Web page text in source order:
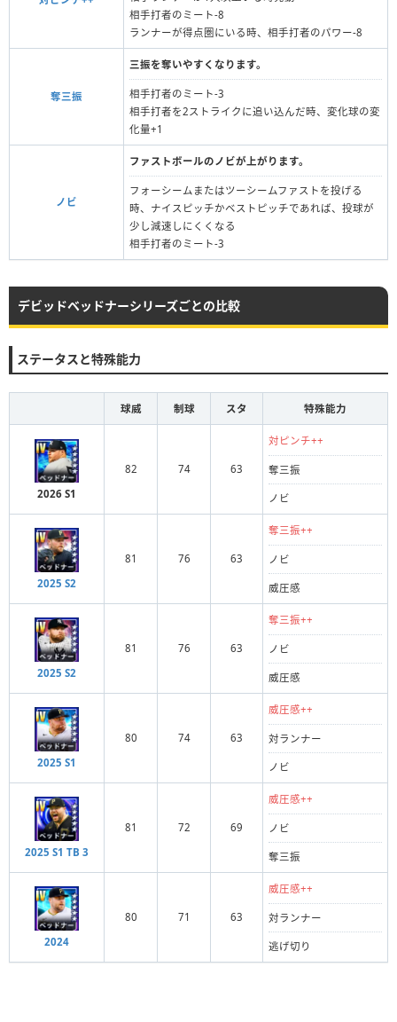
相手打者のミート-8
ランナーが得点圏にいる時、相手打者のパワー-8
奪三振
三振を奪いやすくなります。
相手打者のミート-3
相手打者を2ストライクに追い込んだ時、変化球の変
化量+1
ノビ
ファストボールのノビが上がります。
フォーシームまたはツーシームファストを投げる
時、ナイスピッチかベストピッチであれば、投球が
少し減速しにくくなる
相手打者のミート-3
デビッドベッドナーシリーズごとの比較
ステータスと特殊能力
球威 制球 スタ 特殊能力
2026 S1
82 74 63
対ピンチ++
奪三振
ノビ
2025 S2
81 76 63
奪三振++
ノビ
威圧感
2025 S2
81 76 63
奪三振++
ノビ
威圧感
2025 S1
80 74 63
威圧感++
対ランナー
ノビ
2025 S1 TB 3
81 72 69
威圧感++
ノビ
奪三振
2024
80 71 63
威圧感++
対ランナー
逃げ切り